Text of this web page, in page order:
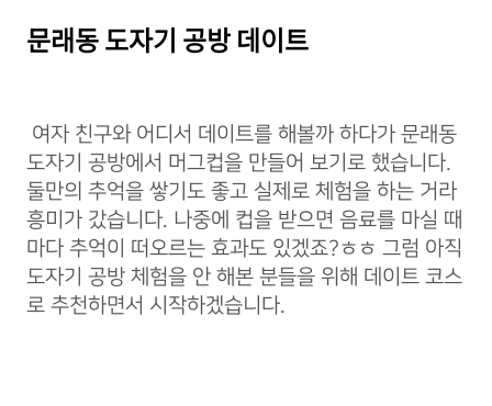
문래동 도자기 공방 데이트
여자 친구와 어디서 데이트를 해볼까 하다가 문래동
도자기 공방에서 머그컵을 만들어 보기로 했습니다.
둘만의 추억을 쌓기도 좋고 실제로 체험을 하는 거라
흥미가 갔습니다. 나중에 컵을 받으면 음료를 마실 때
마다 추억이 떠오르는 효과도 있겠죠?ㅎㅎ 그럼 아직
도자기 공방 체험을 안 해본 분들을 위해 데이트 코스
로 추천하면서 시작하겠습니다.